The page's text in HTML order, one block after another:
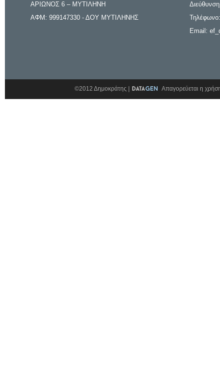
ΑΡΙΩΝΟΣ 6 – ΜΥΤΙΛΗΝΗ
ΑΦΜ: 999147330 - ΔΟΥ ΜΥΤΙΛΗΝΗΣ
Email:
©2012 Δημοκράτης | Απαγορεύεται η